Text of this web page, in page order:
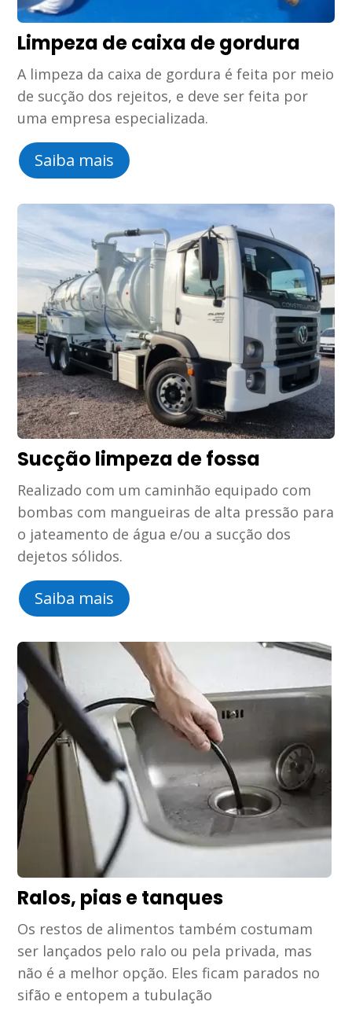
Limpeza de caixa de gordura
A limpeza da caixa de gordura é feita por meio
de sucção dos rejeitos, e deve ser feita por
uma empresa especializada.
Saiba mais
Sucção limpeza de fossa
Realizado com um caminhão equipado com
bombas com mangueiras de alta pressão para
o jateamento de água e/ou a sucção dos
dejetos sólidos.
Saiba mais
Ralos, pias e tanques
Os restos de alimentos também costumam
ser lançados pelo ralo ou pela privada, mas
não é a melhor opção. Eles ficam parados no
sifão e entopem a tubulação